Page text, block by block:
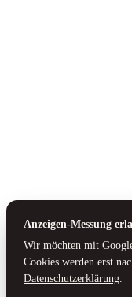
Anzeigen-Messung
Wir möchten mit
Cookies werden erst
Datenschutzerklärung.